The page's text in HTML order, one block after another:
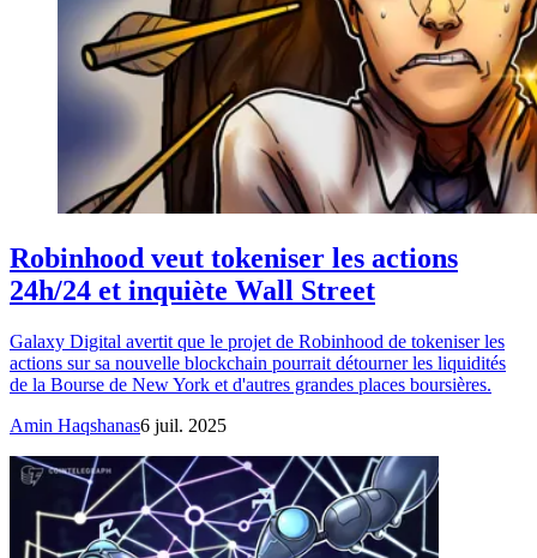
Robinhood veut tokeniser les actions
24h/24 et inquiète Wall Street
Galaxy Digital avertit que le projet de Robinhood de tokeniser les
actions sur sa nouvelle blockchain pourrait détourner les liquidités
de la Bourse de New York et d'autres grandes places boursières.
Amin Haqshanas6 juil. 2025